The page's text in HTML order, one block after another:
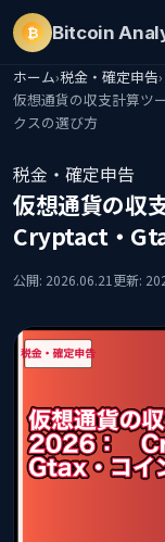
₿ Bitcoin
ホーム›税金・確定申告›
仮想通貨の収支計算ツ
クスの選び方
税金・確定申告
仮想通貨の収
Cryptact・
公開: 2026.06.21 更新: